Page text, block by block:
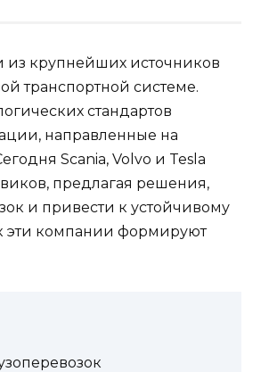
из крупнейших источников
транспортной системе.
стандартов
направленные на
Scania, Volvo и Tesla
предлагая решения,
и привести к устойчивому
эти компании формируют